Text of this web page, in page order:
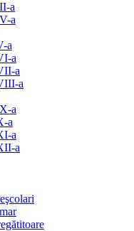
a
a
a
a
a
a
a
a
a
a